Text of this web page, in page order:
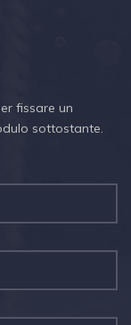
fissare un
sottostante.